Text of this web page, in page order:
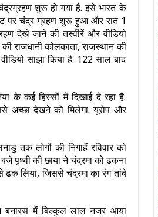
शुरू हो गया है. इसे भारत के
पर चंद्र ग्रहण शुरू हुआ और रात 1
देखे जाने की तस्वीरें और वीडियो
राजधानी कोलकाता, राजस्थान की
साझा किया है. 122 साल बाद
के कई हिस्सों में दिखाई दे रहा है.
अच्छा देखने को मिलेगा. यूरोप और
तक लोगों की निगाहें रविवार को
पृथ्वी की छाया ने चंद्रमा को ढकना
ढक लिया, जिससे चंद्रमा का रंग तांबे
बनारस में बिल्कुल लाल नजर आया